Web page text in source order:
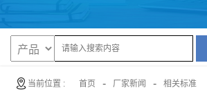
当前位置 : 首页 - 厂家新闻 - 相关标准